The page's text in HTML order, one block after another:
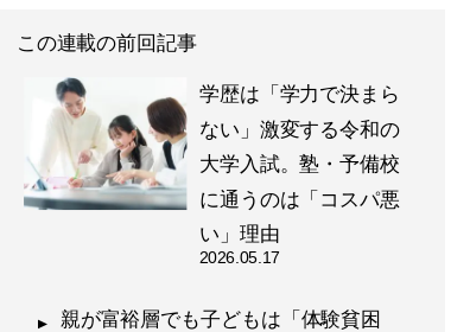
社 e-SHINSHO)
この連載の前回記事
学歴は「学力で決まら
ない」激変する令和の
大学入試。塾・予備校
に通うのは「コスパ悪
い」理由
2026.05.17
親が富裕層でも子どもは「体験貧困